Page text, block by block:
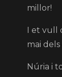
millor!
I et vull
mai
Núria i